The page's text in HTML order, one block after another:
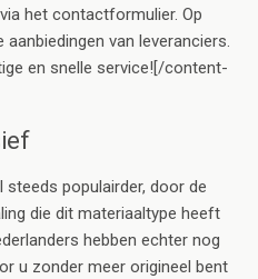
het contactformulier. Op
van leveranciers.
en snelle service![/content-
populairder, door de
die dit materiaaltype heeft
hebben echter nog
u zonder meer origineel bent